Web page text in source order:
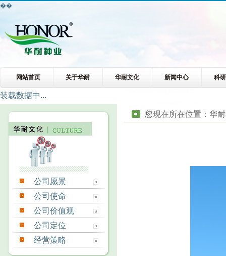
��
网站首页 关于华耐 华耐文化 新闻中心 科
装载数据中...
公司愿景
公司使命
公司价值观
公司定位
经营策略
您现在所在位置： 华